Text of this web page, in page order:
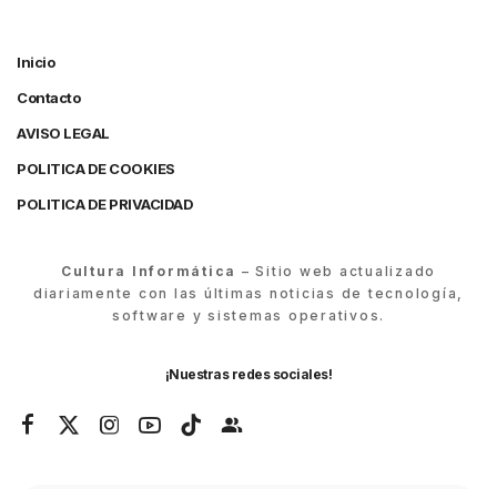
Inicio
Contacto
AVISO LEGAL
POLITICA DE COOKIES
POLITICA DE PRIVACIDAD
Cultura Informática – Sitio web actualizado
diariamente con las últimas noticias de tecnología,
software y sistemas operativos.
¡Nuestras redes sociales!